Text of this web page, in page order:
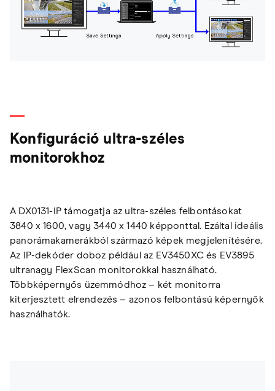
Konfiguráció ultra-széles
monitorokhoz
A DX0131-IP támogatja az ultra-széles felbontásokat
3840 x 1600, vagy 3440 x 1440 képponttal. Ezáltal ideális
panorámakamerákból származó képek megjelenítésére.
Az IP-dekóder doboz például az EV3450XC és EV3895
ultranagy FlexScan monitorokkal használható.
Többképernyős üzemmódhoz – két monitorra
kiterjesztett elrendezés – azonos felbontású képernyők
használhatók.